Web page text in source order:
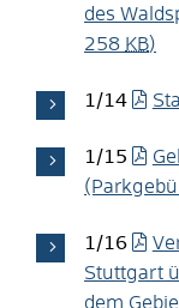
des
258 KB)
1/14
1/15
1/16
Stuttgart
dem